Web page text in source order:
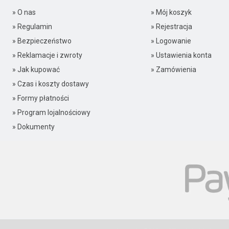
» O nas
» Regulamin
» Bezpieczeństwo
» Reklamacje i zwroty
» Jak kupować
» Czas i koszty dostawy
» Formy płatności
» Program lojalnościowy
» Dokumenty
» Mój koszyk
» Rejestracja
» Logowanie
» Ustawienia konta
» Zamówienia